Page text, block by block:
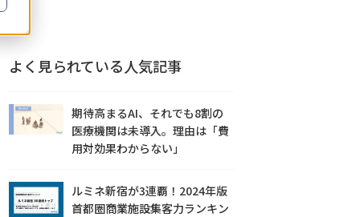
よく見られている人気記事
期待高まるAI、それでも8割の
医療機関は未導入。理由は「費
用対効果わからない」
ルミネ新宿が3連覇！2024年版
首都圏商業施設集客力ランキン